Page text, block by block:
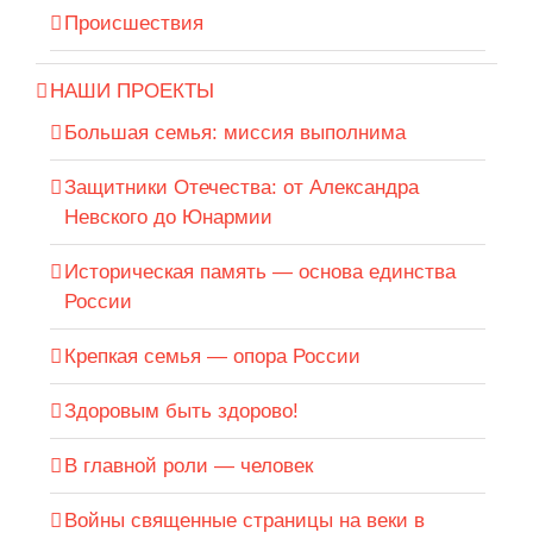
Происшествия
НАШИ ПРОЕКТЫ
Большая семья: миссия выполнима
Защитники Отечества: от Александра
Невского до Юнармии
Историческая память — основа единства
России
Крепкая семья — опора России
Здоровым быть здорово!
В главной роли — человек
Войны священные страницы на веки в